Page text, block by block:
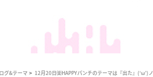
グ&テーマ 12月20日㈮HAPPYパンチのテーマは『出た』(‘ω’)ノ